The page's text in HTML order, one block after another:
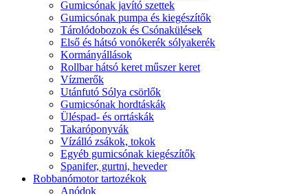
Gumicsónak javító szettek
Gumicsónak pumpa és kiegészítők
Tárolódobozok és Csónakülések
Első és hátsó vonókerék sólyakerék
Kormányállások
Rollbar hátsó keret műszer keret
Vízmerők
Utánfutó Sólya csörlők
Gumicsónak hordtáskák
Üléspad- és orrtáskák
Takaróponyvák
Vízálló zsákok, tokok
Egyéb gumicsónak kiegészítők
Spanifer, gurtni, heveder
Robbanómotor tartozékok
Anódok